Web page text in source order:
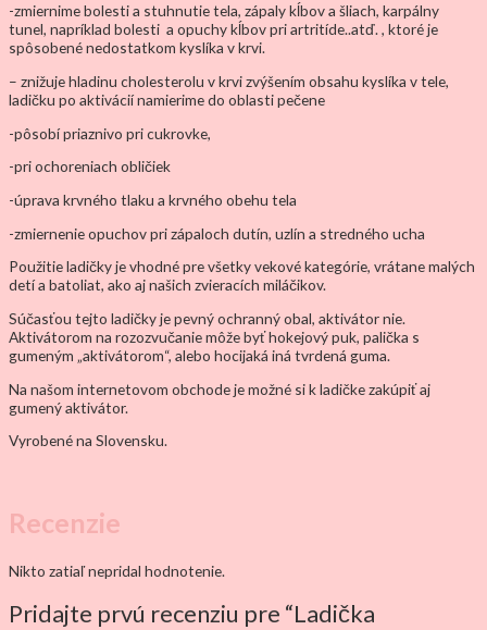
-zmiernime bolesti a stuhnutie tela, zápaly kĺbov a šliach, karpálny
tunel, napríklad bolesti a opuchy kĺbov pri artritíde..atď. , ktoré je
spôsobené nedostatkom kyslíka v krvi.
– znižuje hladinu cholesterolu v krvi zvýšením obsahu kyslíka v tele,
ladičku po aktivácií namierime do oblasti pečene
-pôsobí priaznivo pri cukrovke,
-pri ochoreniach obličiek
-úprava krvného tlaku a krvného obehu tela
-zmiernenie opuchov pri zápaloch dutín, uzlín a stredného ucha
Použitie ladičky je vhodné pre všetky vekové kategórie, vrátane malých
detí a batoliat, ako aj našich zvieracích miláčikov.
Súčasťou tejto ladičky je pevný ochranný obal, aktivátor nie.
Aktivátorom na rozozvučanie môže byť hokejový puk, palička s
gumeným „aktivátorom“, alebo hocijaká iná tvrdená guma.
Na našom internetovom obchode je možné si k ladičke zakúpiť aj
gumený aktivátor.
Vyrobené na Slovensku.
Recenzie
Nikto zatiaľ nepridal hodnotenie.
Pridajte prvú recenziu pre “Ladička